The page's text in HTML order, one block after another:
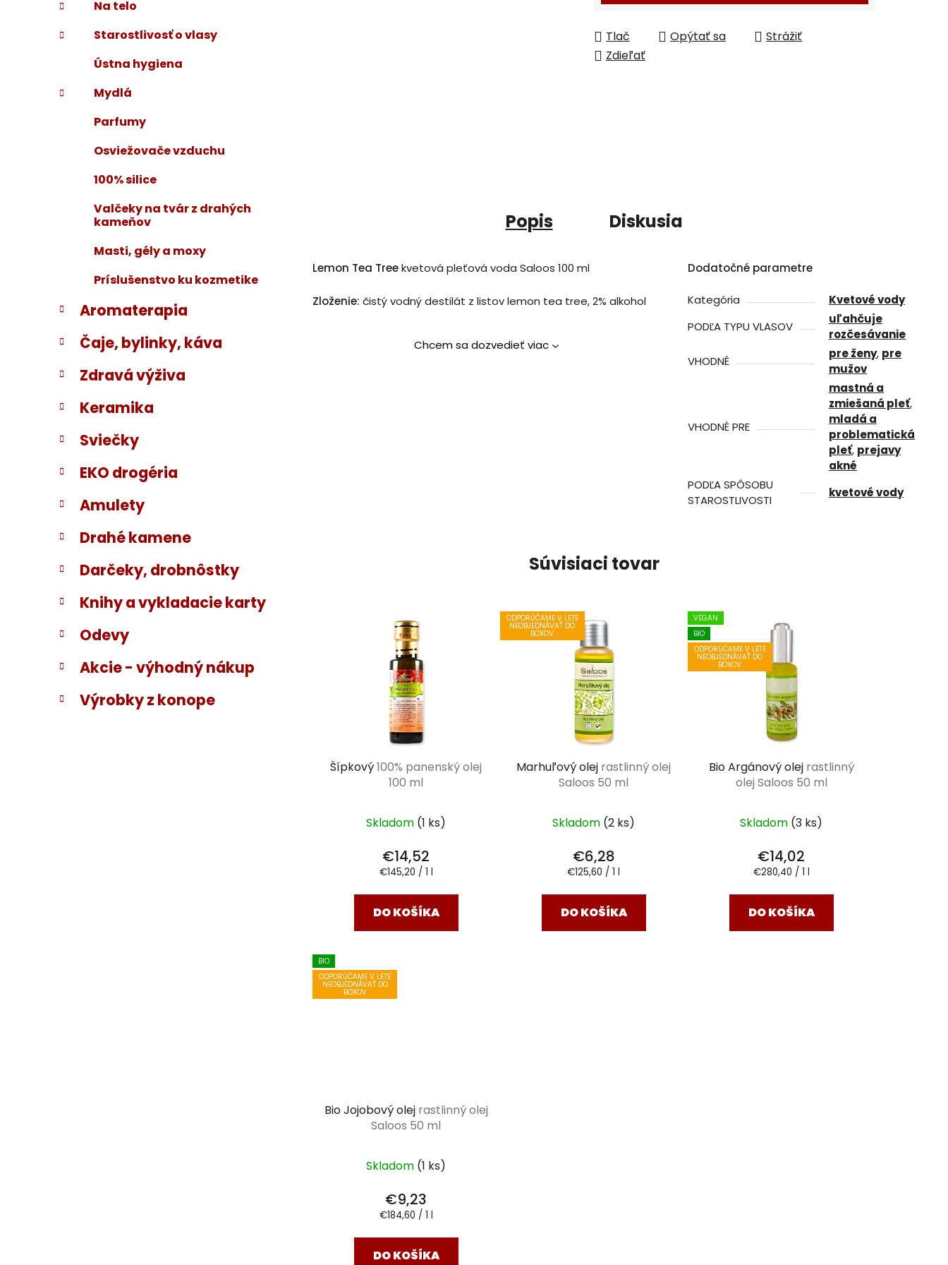
Na telo
Starostlivosť o vlasy
Ústna hygiena
Mydlá
Parfumy
Osviežovače vzduchu
100% silice
Valčeky na tvár z drahých
kameňov
Masti, gély a moxy
Príslušenstvo ku kozmetike
Aromaterapia
Čaje, bylinky, káva
Zdravá výživa
Keramika
Sviečky
EKO drogéria
Amulety
Drahé kamene
Darčeky, drobnôstky
Knihy a vykladacie karty
Odevy
Akcie - výhodný nákup
Výrobky z konope
Tlač Opýtať sa
Strážiť
Zdieľať
Popis Diskusia
Lemon Tea Treekvetová pleťová voda Saloos 100 ml
Zloženie: čistý vodný destilát z listov lemon tea tree, 2% alkohol
Chcem sa dozvedieť viac
Dodatočné parametre
Kategória
Kvetové vody
PODĽA TYPU VLASOV
uľahčuje
rozčesávanie
VHODNÉ
pre ženy, pre
mužov
VHODNÉ PRE
mastná a
zmiešaná pleť,
mladá a
problematická
pleť, prejavy
akné
PODĽA SPÔSOBU
STAROSTLIVOSTI
kvetové vody
Súvisiaci tovar
Šípkový100% panenský olej
100 ml
Skladom (1 ks)
€14,52
Jednotková
€145,20 / 1 l
DO KOŠÍKA
ODPORÚČAME V LETE
NEOBJEDNÁVAŤ DO
BOXOV
Marhuľový olej rastlinný olej
Saloos 50 ml
Skladom (2 ks)
€6,28
Jednotková
€125,60 / 1 l
DO KOŠÍKA
VEGAN
BIO
ODPORÚČAME V LETE
NEOBJEDNÁVAŤ DO
BOXOV
Bio Argánový olej rastlinný
olej Saloos 50 ml
Skladom (3 ks)
€14,02
Jednotková
€280,40 / 1 l
DO KOŠÍKA
BIO
ODPORÚČAME V LETE
NEOBJEDNÁVAŤ DO
BOXOV
Bio Jojobový olej rastlinný olej
Saloos 50 ml
Skladom (1 ks)
€9,23
Jednotková
€184,60 / 1 l
DO KOŠÍKA